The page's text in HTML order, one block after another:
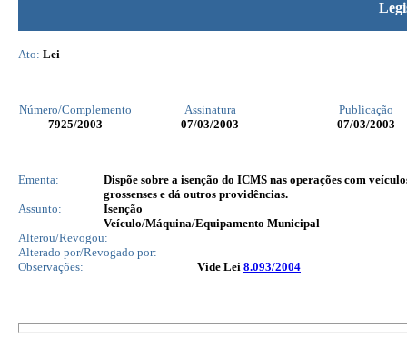
Ato: Lei
Número/Complemento Assinatura
Publicação
7925/2003 07/03/2003 07/03/2003
Ementa:
Dispõe sobre a isenção do ICMS nas operações com
grossenses e dá outros providências.
Assunto:
Isenção
Veículo/Máquina/Equipamento Municipal
Alterou/Revogou:
Alterado por/Revogado por:
Observações:
Vide Lei 8.093/2004